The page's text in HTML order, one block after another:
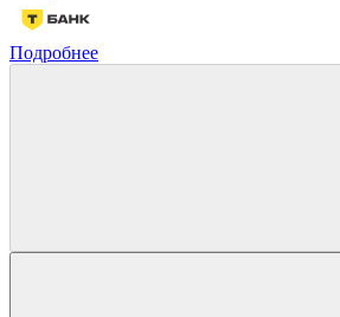
Подробнее